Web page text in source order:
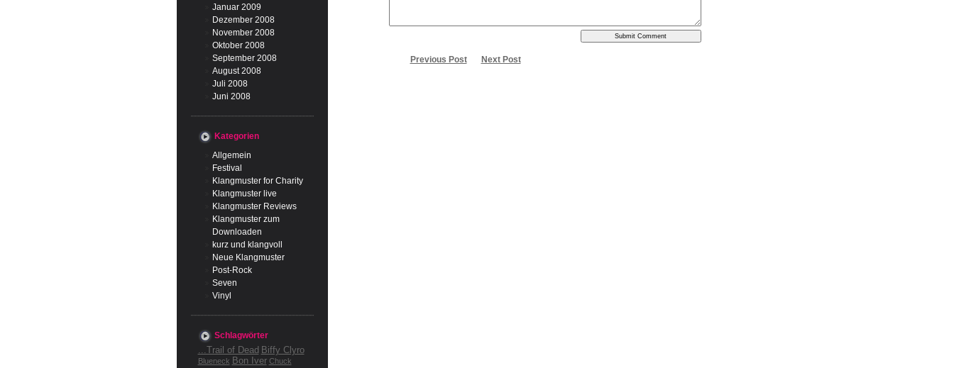
Januar 2009
Dezember 2008
November 2008
Oktober 2008
September 2008
August 2008
Juli 2008
Juni 2008
Kategorien
Allgemein
Festival
Klangmuster for Charity
Klangmuster live
Klangmuster Reviews
Klangmuster zum
Downloaden
kurz und klangvoll
Neue Klangmuster
Post-Rock
Seven
Vinyl
Schlagwörter
...Trail of Dead Biffy Clyro
Blueneck Bon Iver Chuck
Previous Post Next Post